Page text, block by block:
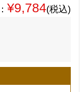
¥9,784(税込)